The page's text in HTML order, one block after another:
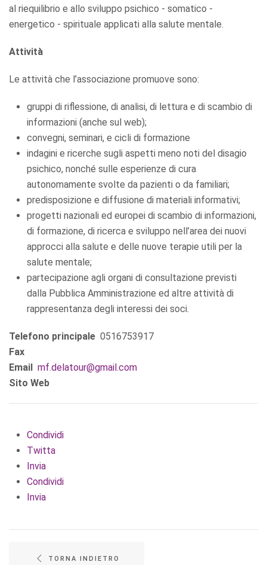
al riequilibrio e allo sviluppo psichico - somatico -
energetico - spirituale applicati alla salute mentale.
Attività
Le attività che l’associazione promuove sono:
gruppi di riflessione, di analisi, di lettura e di scambio di
informazioni (anche sul web);
convegni, seminari, e cicli di formazione
indagini e ricerche sugli aspetti meno noti del disagio
psichico, nonché sulle esperienze di cura
autonomamente svolte da pazienti o da familiari;
predisposizione e diffusione di materiali informativi;
progetti nazionali ed europei di scambio di informazioni,
di formazione, di ricerca e sviluppo nell’area dei nuovi
approcci alla salute e delle nuove terapie utili per la
salute mentale;
partecipazione agli organi di consultazione previsti
dalla Pubblica Amministrazione ed altre attività di
rappresentanza degli interessi dei soci.
Telefono principale 0516753917
Fax
Email mf.delatour@gmail.com
Sito Web
Condividi
Twitta
Invia
Condividi
Invia
TORNA INDIETRO